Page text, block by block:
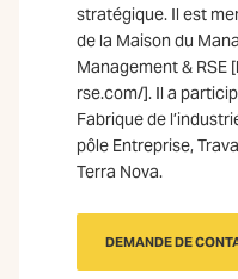
stratégique. Il est
de la Maison du
Management &
rse.com/]. Il a
Fabrique de
pôle Entreprise,
Terra Nova.
DEMANDE DE